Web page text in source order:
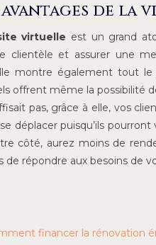
avantages de la
virtuelle est un grand
clientèle et assurer une
montre également tout
offrent même la possibilité
pas, grâce à elle, vos
déplacer puisqu’ils
côté, aurez moins de
de répondre aux besoins de
financer la rénovation